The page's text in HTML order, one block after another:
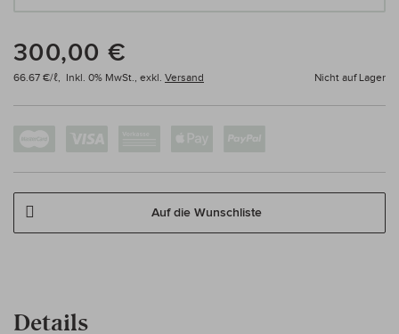
300,00 €
Inkl. 0% MwSt., exkl. Versand Nicht auf Lager
66.67 €/ℓ,
Auf die Wunschliste
Details